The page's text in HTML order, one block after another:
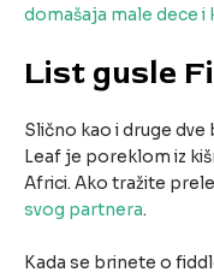
domašaja male dece i
List gusle
Slično kao i druge
Leaf je poreklom iz
Africi. Ako tražite
svog partnera.
Kada se brinete o